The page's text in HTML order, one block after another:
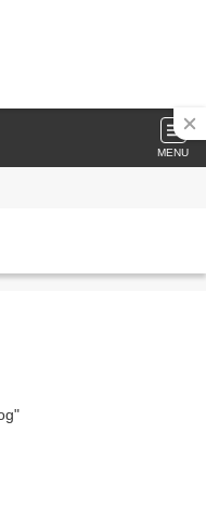
MENU